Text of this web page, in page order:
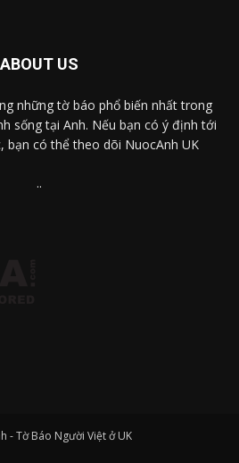
ABOUT US
những tờ báo phổ biến nhất trong
sống tại Anh. Nếu bạn có ý định tới
bạn có thể theo dõi NuocAnh UK
..
- Tờ Báo Người Việt ở UK